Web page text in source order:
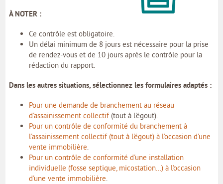
MON PORTE-DOCUMENTS
INTERNE
À NOTER :
Ce contrôle est obligatoire.
Un délai minimum de 8 jours est nécessaire pour la prise
de rendez-vous et de 10 jours après le contrôle pour la
rédaction du rapport.
Dans les autres situations, sélectionnez les formulaires adaptés :
Pour une demande de branchement au réseau
d'assainissement collectif(tout à l'égout).
Pour un contrôle de conformité du branchement à
l'assainissement collectif (tout à l'égout) à l'occasion d'une
vente immobilière.
Pour un contrôle de conformité d'une installation
individuelle (fosse septique, micostation...) à l'occasion
d'une vente immobilière.